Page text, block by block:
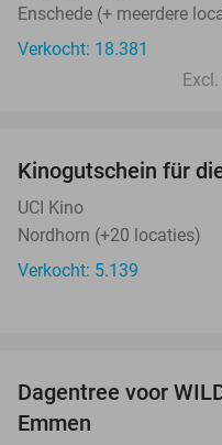
Enschede (+ meerdere
Verkocht: 18.381
Kinogutschein für
UCI Kino
Nordhorn (+20 locaties)
Verkocht: 5.139
Dagentree voor
Emmen